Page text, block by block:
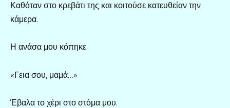
Καθόταν στο κρεβάτι της και κοιτούσε κατευθείαν την
κάμερα.
Η ανάσα μου κόπηκε.
«Γεια σου, μαμά…»
Έβαλα το χέρι στο στόμα μου.